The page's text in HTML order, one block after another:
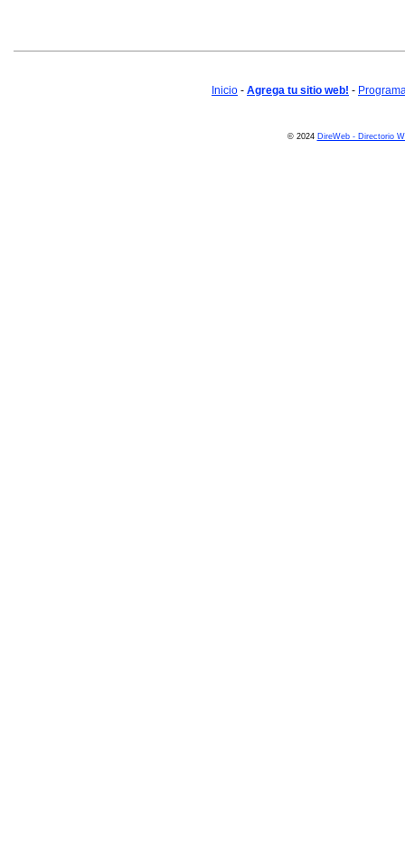
Inicio - Agrega tu sitio web! -
© 2024 DireWeb - Directorio